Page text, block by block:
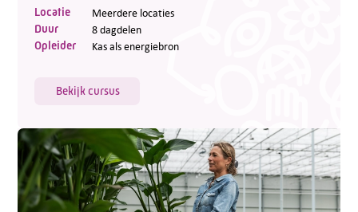
Locatie Meerdere locaties
Duur 8 dagdelen
Opleider Kas als energiebron
Bekijk cursus